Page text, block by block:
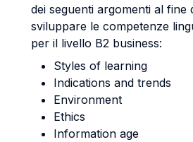
dei seguenti argomenti al fine
sviluppare le competenze
per il livello B2 business:
Styles of learning
Indications and trends
Environment
Ethics
Information age